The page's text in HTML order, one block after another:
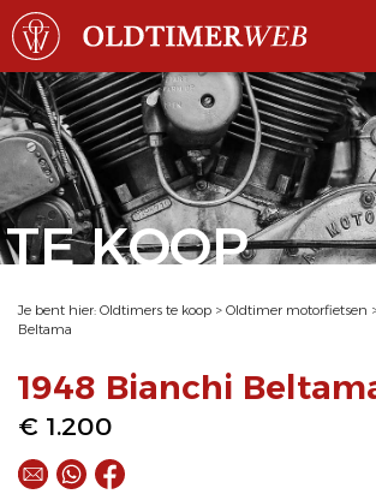
TE KOOP
Je bent hier: Oldtimers te koop > Oldtimer motorfietsen
Beltama
1948 Bianchi
€ 1.200